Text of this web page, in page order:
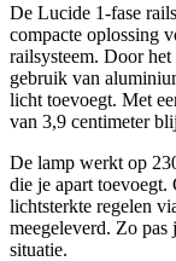
De Lucide 1-fase
compacte oplossing
railsysteem. Door
gebruik van
licht toevoegt. Met
van 3,9 centimeter
De lamp werkt op
die je apart
lichtsterkte regelen
meegeleverd. Zo pas
situatie.